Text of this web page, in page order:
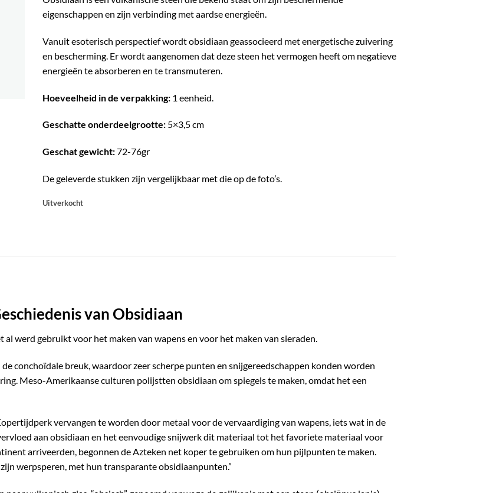
eigenschappen en zijn verbinding met aardse energieën.
Vanuit esoterisch perspectief wordt obsidiaan geassocieerd met energetische zuivering
en bescherming. Er wordt aangenomen dat deze steen het vermogen heeft om negatieve
energieën te absorberen en te transmuteren.
Hoeveelheid in de verpakking: 1 eenheid.
Geschatte onderdeelgrootte: 5×3,5 cm
Geschat gewicht:72-76gr
De geleverde stukken zijn vergelijkbaar met die op de foto’s.
Uitverkocht
van Obsidiaan
werd gebruikt voor het maken van wapens en voor het maken van sieraden.
conchoïdale breuk, waardoor zeer scherpe punten en snijgereedschappen konden worden
Meso-Amerikaanse culturen polijstten obsidiaan om spiegels te maken, omdat het een
vervangen te worden door metaal voor de vervaardiging van wapens, iets wat in de
aan obsidiaan en het eenvoudige snijwerk dit materiaal tot het favoriete materiaal voor
arriveerden, begonnen de Azteken net koper te gebruiken om hun pijlpunten te maken.
werpsperen, met hun transparante obsidiaanpunten.”